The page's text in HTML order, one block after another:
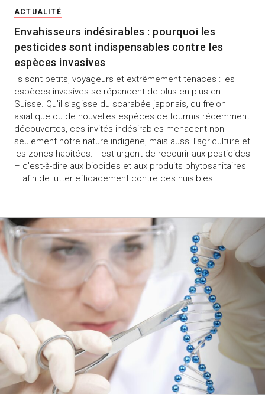
ACTUALITÉ
Envahisseurs indésirables : pourquoi les
pesticides sont indispensables contre les
espèces invasives
Ils sont petits, voyageurs et extrêmement tenaces : les
espèces invasives se répandent de plus en plus en
Suisse. Qu’il s’agisse du scarabée japonais, du frelon
asiatique ou de nouvelles espèces de fourmis récemment
découvertes, ces invités indésirables menacent non
seulement notre nature indigène, mais aussi l’agriculture et
les zones habitées. Il est urgent de recourir aux pesticides
– c’est-à-dire aux biocides et aux produits phytosanitaires
– afin de lutter efficacement contre ces nuisibles.